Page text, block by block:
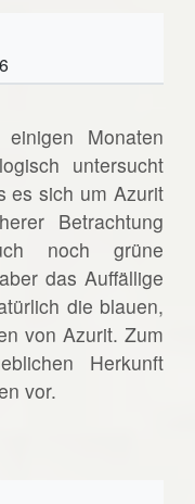
Monaten
untersucht
es sich um Azurit
Betrachtung
noch grüne
das Auffällige
die blauen,
von Azurit. Zum
Herkunft
vor.